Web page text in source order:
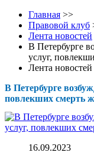
Главная >>
Правовой клуб
Лента новостей
В Петербурге
услуг,
Лента новостей
В Петербурге
повлекших смерть
16.09.2023